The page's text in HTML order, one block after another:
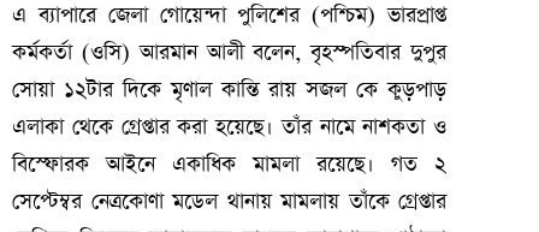
এ ব্যাপারে জেলা গোয়েন্দা পুলিশের (পশ্চিম) ভারপ্রাপ্ত
কর্মকর্তা (ওসি) আরমান আলী বলেন, বৃহস্পতিবার দুপুর
সোয়া ১২টার দিকে মৃণাল কান্তি রায় সজল কে কুড়পাড়
এলাকা থেকে গ্রেপ্তার করা হয়েছে। তাঁর নামে নাশকতা ও
বিস্ফোরক আইনে একাধিক মামলা রয়েছে। গত ২
সেপ্টেম্বর নেত্রকোণা মডেল থানায় মামলায় তাঁকে গ্রেপ্তার